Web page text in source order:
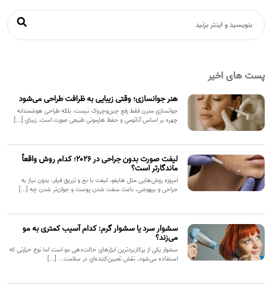
پست های اخیر
هنر جوانسازی؛ وقتی زیبایی به ظرافت طراحی می‌شود
جوانسازی مدرن فقط رفع چین‌وچروک نیست، بلکه طراحی هوشمندانه
چهره بر اساس آناتومی و حفظ هارمونی طبیعی صورت است. زیبای [...]
لیفت صورت بدون جراحی در ۲۰۲۶؛ کدام روش واقعاً
ماندگارتر است؟
امروزه روش‌هایی مثل هایفو، لیفت با نخ و تزریق فیلر، بدون نیاز به
جراحی و بیهوشی، باعث سفت شدن پوست و جوان‌تر شدن چه [...]
سشوار سرد یا سشوار گرم: کدام آسیب کمتری به مو
می‌زند؟
سشوار یکی از پرکاربردترین ابزارهای حالت‌دهی مو است اما نوع حرارتی که
استفاده می‌شود، نقش تعیین‌کننده‌ای در سلامت... [...]